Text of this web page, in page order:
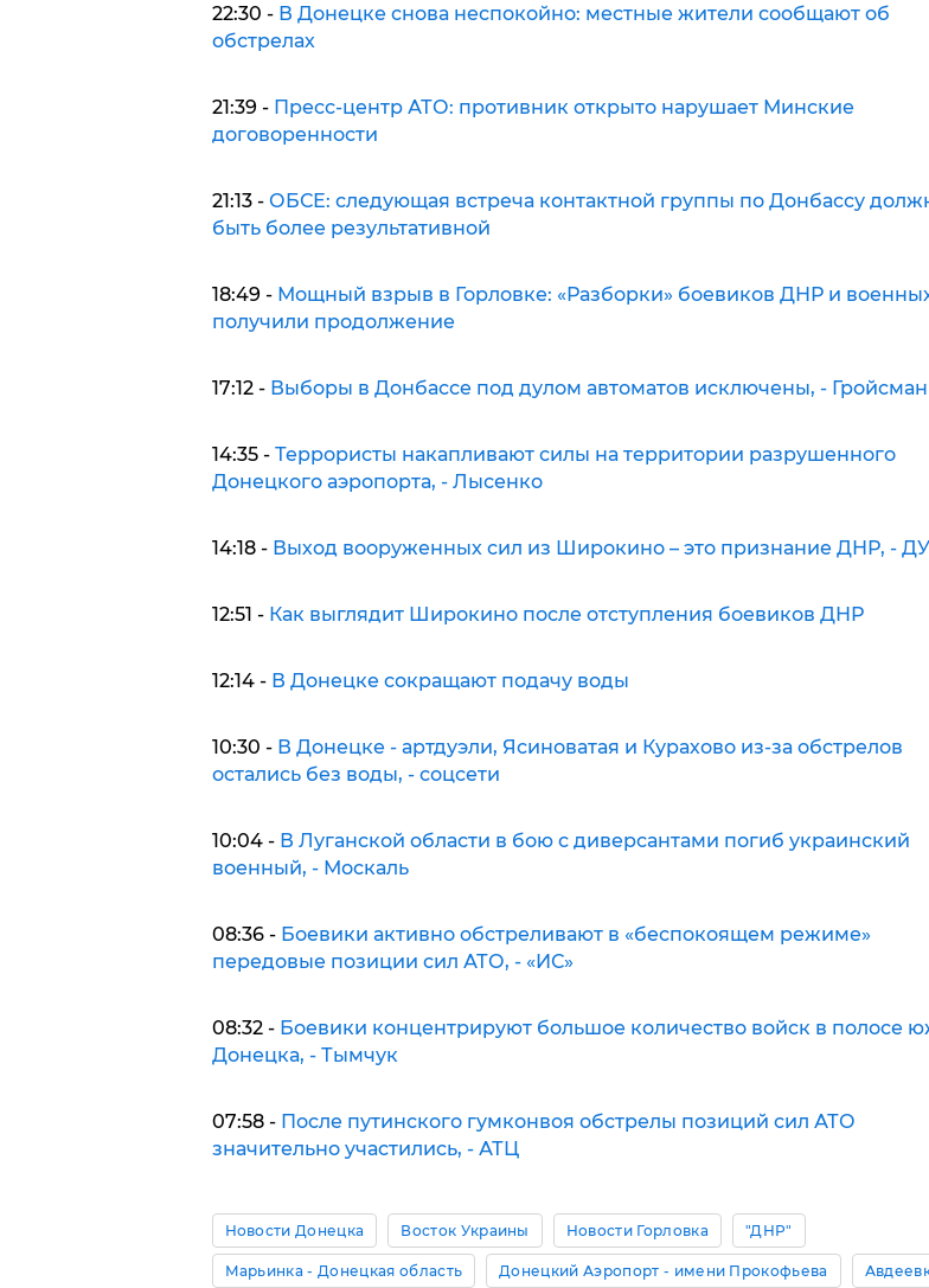
22:30 - В Донецке снова неспокойно: местные жители сообщают об
обстрелах
21:39 - Пресс-центр АТО: противник открыто нарушает Минские
договоренности
21:13 - ОБСЕ: следующая встреча контактной группы по Донбассу
быть более результативной
18:49 - Мощный взрыв в Горловке: «Разборки» боевиков ДНР и
получили продолжение
17:12 - Выборы в Донбассе под дулом автоматов исключены, - Гройсман
14:35 - Террористы накапливают силы на территории разрушенного
Донецкого аэропорта, - Лысенко
14:18 - Выход вооруженных сил из Широкино – это признание ДНР, -
12:51 - Как выглядит Широкино после отступления боевиков ДНР
12:14 - В Донецке сокращают подачу воды
10:30 - В Донецке - артдуэли, Ясиноватая и Курахово из-за обстрелов
остались без воды, - соцсети
10:04 - В Луганской области в бою с диверсантами погиб украинский
военный, - Москаль
08:36 - Боевики активно обстреливают в «беспокоящем режиме»
передовые позиции сил АТО, - «ИС»
08:32 - Боевики концентрируют большое количество войск в полосе
Донецка, - Тымчук
07:58 - После путинского гумконвоя обстрелы позиций сил АТО
значительно участились, - АТЦ
Новости Донецка Восток Украины Новости Горловка "ДНР"
Марьинка - Донецкая область Донецкий Аэропорт - имени Прокофьева